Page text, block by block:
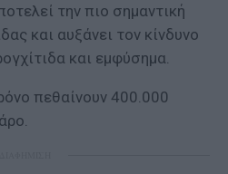
την πιο σημαντική
και αυξάνει τον κίνδυνο
και εμφύσημα.
πεθαίνουν 400.000